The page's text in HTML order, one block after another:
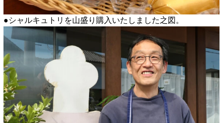
●シャルキュトリを山盛り購入いたしました之図。